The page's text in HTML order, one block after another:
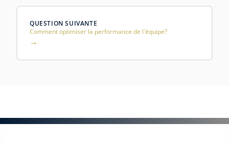
QUESTION SUIVANTE
Comment optimiser la performance de l'équipe?